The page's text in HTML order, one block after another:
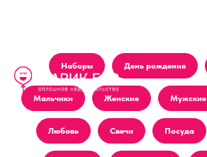
Наборы День рождения
Мальчики Женские Мужские
Любовь Свечи Посуда